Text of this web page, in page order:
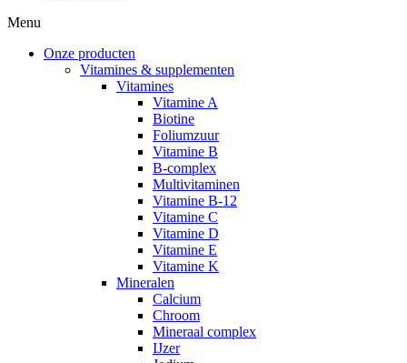
Menu
Onze producten
Vitamines & supplementen
Vitamines
Vitamine A
Biotine
Foliumzuur
Vitamine B
B-complex
Multivitaminen
Vitamine B-12
Vitamine C
Vitamine D
Vitamine E
Vitamine K
Mineralen
Calcium
Chroom
Mineraal complex
IJzer